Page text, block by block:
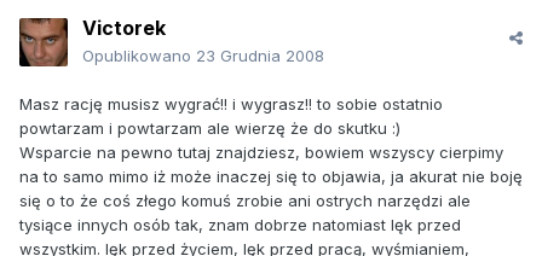
Victorek
Opublikowano 23 Grudnia 2008
Masz rację musisz wygrać!! i wygrasz!! to sobie ostatnio
powtarzam i powtarzam ale wierzę że do skutku :)
Wsparcie na pewno tutaj znajdziesz, bowiem wszyscy cierpimy
na to samo mimo iż może inaczej się to objawia, ja akurat nie boję
się o to że coś złego komuś zrobie ani ostrych narzędzi ale
tysiące innych osób tak, znam dobrze natomiast lęk przed
wszystkim. lęk przed życiem, lęk przed pracą, wyśmianiem,